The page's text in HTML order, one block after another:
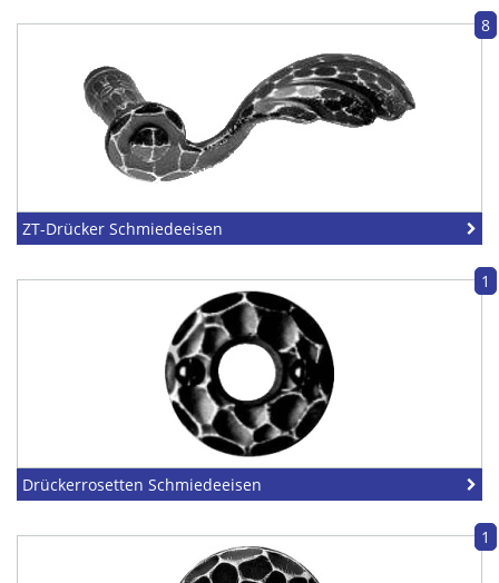
8
ZT-Drücker Schmiedeeisen
1
Drückerrosetten Schmiedeeisen
1